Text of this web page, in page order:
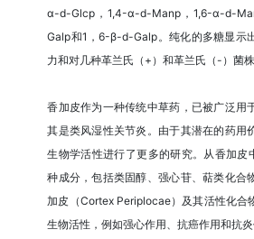
α-d-Glcp，1,4-α-d-Manp，1,6-α-d-
Galp和1，6-β-d-Galp。纯化的多糖显示
力和对几种革兰氏（+）和革兰氏（-）菌株
香加皮作为一种传统中草药，已被广泛用
其是类风湿性关节炎。由于其潜在的药用
生物学活性进行了更多的研究。从香加皮
种成分，包括类固醇、强心苷、萜类化合
加皮（Cortex Periplocae）及其活性化合
生物活性，例如强心作用、抗癌作用和抗炎